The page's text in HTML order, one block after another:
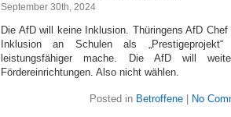
September 30th, 2024
Die AfD will keine Inklusion. Thüringens AfD
Inklusion an Schulen als
leistungsfähiger mache. Die AfD will
Fördereinrichtungen. Also nicht wählen.
Posted in Betroffene No